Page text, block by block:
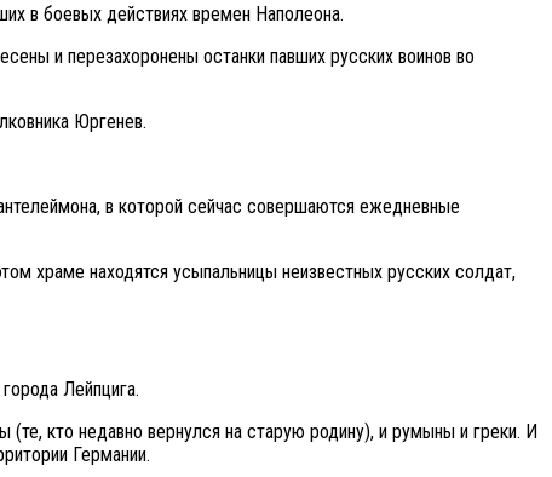
в боевых действиях времен Наполеона.
и перезахоронены останки павших русских воинов во
Юргенев.
в которой сейчас совершаются ежедневные
храме находятся усыпальницы неизвестных русских солдат,
Лейпцига.
кто недавно вернулся на старую родину), и румыны и греки. И
Германии.